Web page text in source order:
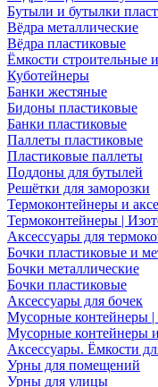
Бутыли и бутылки
Вёдра металлические
Вёдра пластиковые
Ёмкости строительные
Куботейнеры
Банки жестяные
Бидоны пластиковые
Банки пластиковые
Паллеты пластиковые
Пластиковые паллеты
Поддоны для бутылей
Решётки для заморозки
Термоконтейнеры и
Термоконтейнеры |
Аксессуары для
Бочки пластиковые и
Бочки металлические
Бочки пластиковые
Аксессуары для бочек
Мусорные контейнеры |
Мусорные контейнеры
Аксессуары. Ёмкости
Урны для помещений
Урны для улицы